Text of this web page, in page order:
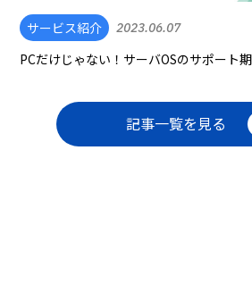
サービス紹介 2023.06.07
PCだけじゃない！サーバOSのサポート
記事一覧を見る